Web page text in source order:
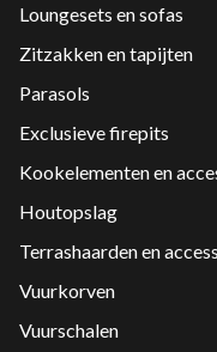
Loungesets en sofas
Zitzakken en tapijten
Parasols
Exclusieve firepits
Kookelementen en
Houtopslag
Terrashaarden en
Vuurkorven
Vuurschalen